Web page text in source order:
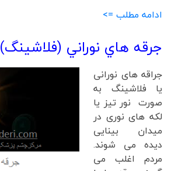
ادامه مطلب =>
جرقه هاي نوراني (فلاشينگ)
جراقه های نورانی
یا فلاشینگ به
صورت نور تیز یا
لکه های نوری در
میدان بینایی
دیده می شوند.
مردم اغلب می